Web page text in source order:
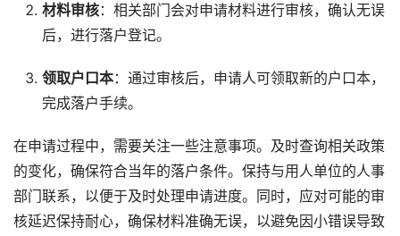
材料审核：相关部门会对申请材料进行审核，确认无误
后，进行落户登记。
领取户口本：通过审核后，申请人可领取新的户口本，
完成落户手续。
在申请过程中，需要关注一些注意事项。及时查询相关政策
的变化，确保符合当年的落户条件。保持与用人单位的人事
部门联系，以便于及时处理申请进度。同时，应对可能的审
核延迟保持耐心，确保材料准确无误，以避免因小错误导致